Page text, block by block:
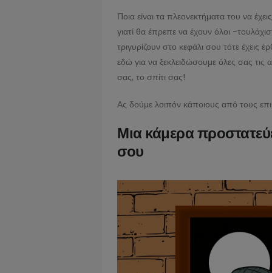
Ποια είναι τα πλεονεκτήματα του να
γιατί θα έπρεπε να έχουν όλοι -
τριγυρίζουν στο κεφάλι σου τότε έχεις
εδώ για να ξεκλειδώσουμε όλες σας
σας, το σπίτι σας!
Ας δούμε λοιπόν κάποιους από τους
Μια κάμερα
σου